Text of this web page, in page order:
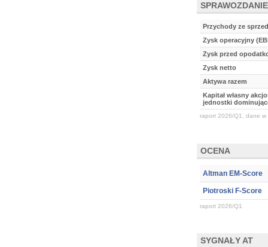
Przychody ze
Zysk operacyjny
Zysk przed
Zysk netto
Aktywa razem
Kapitał własny
jednostki
raport 2026/Q1, dane w
OCENA
Altman EM-Score
Piotroski F-Score
raport 2026/Q1
SYGNAŁY AT